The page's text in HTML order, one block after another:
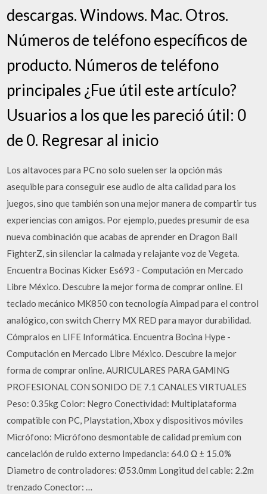
descargas. Windows. Mac. Otros.
Números de teléfono específicos de
producto. Números de teléfono
principales ¿Fue útil este artículo?
Usuarios a los que les pareció útil: 0
de 0. Regresar al inicio
Los altavoces para PC no solo suelen ser la opción más
asequible para conseguir ese audio de alta calidad para los
juegos, sino que también son una mejor manera de compartir tus
experiencias con amigos. Por ejemplo, puedes presumir de esa
nueva combinación que acabas de aprender en Dragon Ball
FighterZ, sin silenciar la calmada y relajante voz de Vegeta.
Encuentra Bocinas Kicker Es693 - Computación en Mercado
Libre México. Descubre la mejor forma de comprar online. El
teclado mecánico MK850 con tecnología Aimpad para el control
analógico, con switch Cherry MX RED para mayor durabilidad.
Cómpralos en LIFE Informática. Encuentra Bocina Hype -
Computación en Mercado Libre México. Descubre la mejor
forma de comprar online. AURICULARES PARA GAMING
PROFESIONAL CON SONIDO DE 7.1 CANALES VIRTUALES
Peso: 0.35kg Color: Negro Conectividad: Multiplataforma
compatible con PC, Playstation, Xbox y dispositivos móviles
Micrófono: Micrófono desmontable de calidad premium con
cancelación de ruido externo Impedancia: 64.0 Ω ± 15.0%
Diametro de controladores: Ø53.0mm Longitud del cable: 2.2m
trenzado Conector: …